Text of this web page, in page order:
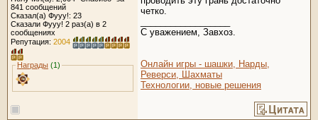
841 сообщений
Сказал(а) Фууу!: 23
Сказали Фууу! 2 раз(а) в 2
сообщениях
Репутация: 2004
Награды (1)
четко.
C уважением, Завхоз.
Онлайн игры - шашки, Нарды,
Реверси, Шахматы
Технологии, новые решения